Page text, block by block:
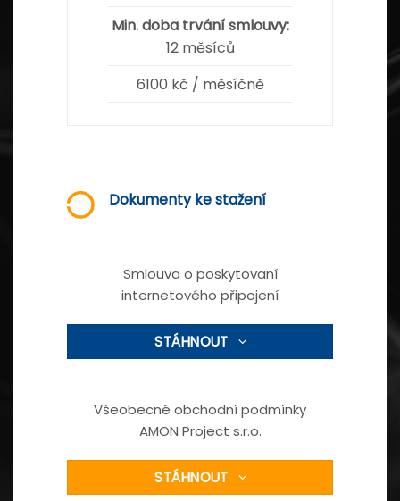
Min. doba trvání smlouvy:
12 měsíců
6100 kč / měsíčně
Dokumenty ke stažení
Smlouva o poskytovaní
internetového připojení
STÁHNOUT
Všeobecné obchodní podmínky
AMON Project s.r.o.
STÁHNOUT